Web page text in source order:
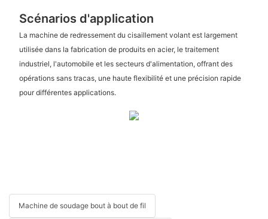
Scénarios d'application
La machine de redressement du cisaillement volant est largement
utilisée dans la fabrication de produits en acier, le traitement
industriel, l'automobile et les secteurs d'alimentation, offrant des
opérations sans tracas, une haute flexibilité et une précision rapide
pour différentes applications.
Machine de soudage bout à bout de fil